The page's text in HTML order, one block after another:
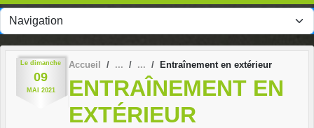
Le dimanche
09
MAI 2021
Accueil Entraînement en extérieur
ENTRAÎNEMENT EN
EXTÉRIEUR